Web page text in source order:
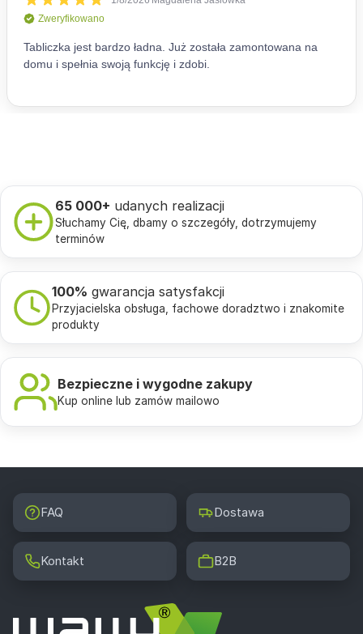
65 000+ udanych realizacji
Słuchamy Cię, dbamy o szczegóły, dotrzymujemy
terminów
100% gwarancja satysfakcji
Przyjacielska obsługa, fachowe doradztwo i znakomite
produkty
Bezpieczne i wygodne zakupy
Kup online lub zamów mailowo
FAQ Dostawa
Kontakt B2B